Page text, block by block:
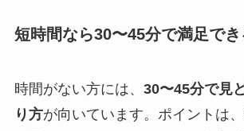
短時間なら30〜45分で満足で
時間がない方には、 30〜45分で見
り方が向いています。ポイントは